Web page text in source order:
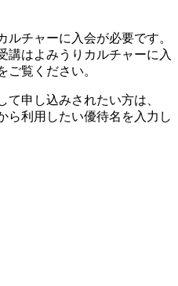
チャーに入会が必要です。
講はよみうりカルチャーに入
ご覧ください。
申し込みされたい方は、
ら利用したい優待名を入力し